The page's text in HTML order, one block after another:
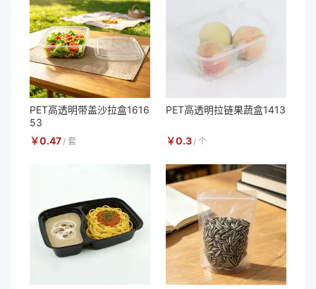
PET高透明带盖沙拉盒1616
53
￥0.47 / 套
PET高透明拉链果蔬盒1413
￥0.3 / 个